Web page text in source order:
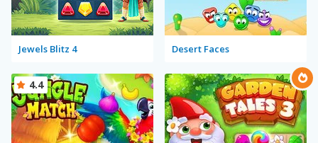
Jewels Blitz 4 Desert Faces
4.4